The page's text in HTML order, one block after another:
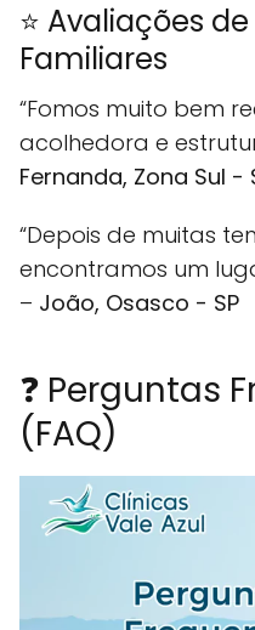
⭐ Avaliações
Familiares
“Fomos muito bem
acolhedora e
Fernanda, Zona Sul -
“Depois de muitas
encontramos um
– João, Osasco - SP
❓ Perguntas
(FAQ)